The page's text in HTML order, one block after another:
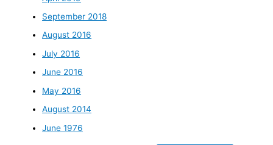
September 2018
August 2016
July 2016
June 2016
May 2016
August 2014
June 1976